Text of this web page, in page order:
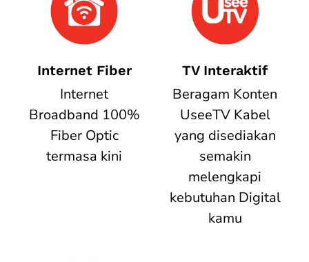
Internet Fiber
Internet
Broadband 100%
Fiber Optic
termasa kini
TV Interaktif
Beragam Konten
UseeTV Kabel
yang disediakan
semakin
melengkapi
kebutuhan Digital
kamu